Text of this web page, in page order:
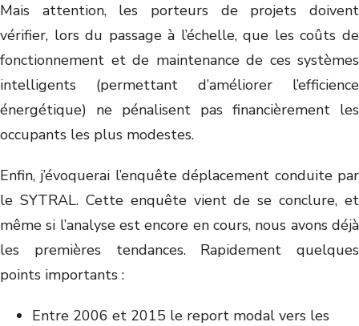
Mais attention, les porteurs de projets doivent
vérifier, lors du passage à l’échelle, que les coûts de
fonctionnement et de maintenance de ces systèmes
intelligents (permettant d’améliorer l’efficience
énergétique) ne pénalisent pas financièrement les
occupants les plus modestes.
Enfin, j’évoquerai l’enquête déplacement conduite par
le SYTRAL. Cette enquête vient de se conclure, et
même si l’analyse est encore en cours, nous avons déjà
les premières tendances. Rapidement quelques
points importants :
Entre 2006 et 2015 le report modal vers les